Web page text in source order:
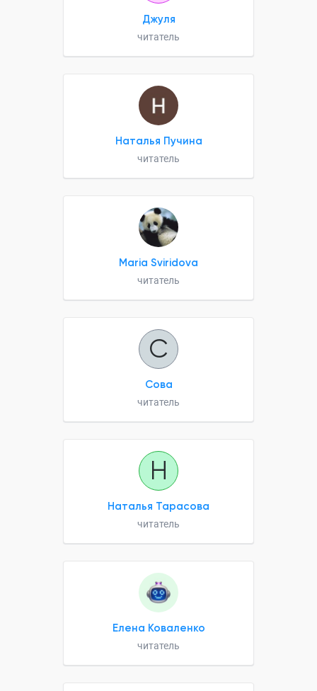
Джуля
читатель
Наталья Пучина
читатель
Maria Sviridova
читатель
С
Сова
читатель
Н
Наталья Тарасова
читатель
Елена Коваленко
читатель